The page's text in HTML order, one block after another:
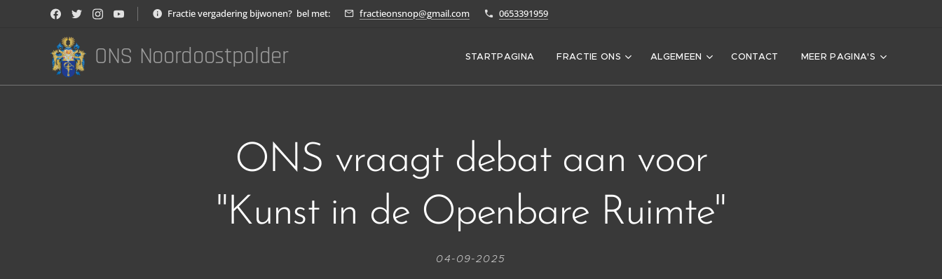
Fractie vergadering bijwonen? bel met: fractieonsnop@gmail.com 0653391959
ONS Noordoostpolder STARTPAGINA FRACTIE ONS ALGEMEEN CONTACT MEER PAGINA'S
ONS vraagt debat aan voor
"Kunst in de Openbare Ruimte"
04-09-2025